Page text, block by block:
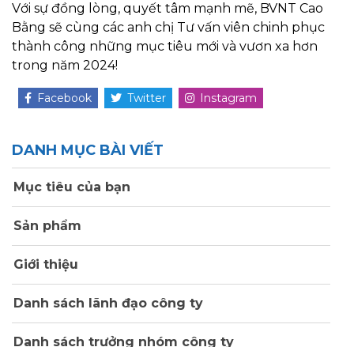
Với sự đồng lòng, quyết tâm mạnh mẽ, BVNT Cao
Bằng sẽ cùng các anh chị Tư vấn viên chinh phục
thành công những mục tiêu mới và vươn xa hơn
trong năm 2024!
Facebook Twitter Instagram
DANH MỤC BÀI VIẾT
Mục tiêu của bạn
Sản phẩm
Giới thiệu
Danh sách lãnh đạo công ty
Danh sách trưởng nhóm công ty